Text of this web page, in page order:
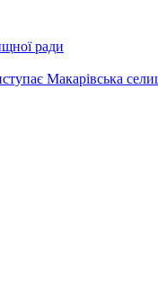
ради
Макарівська